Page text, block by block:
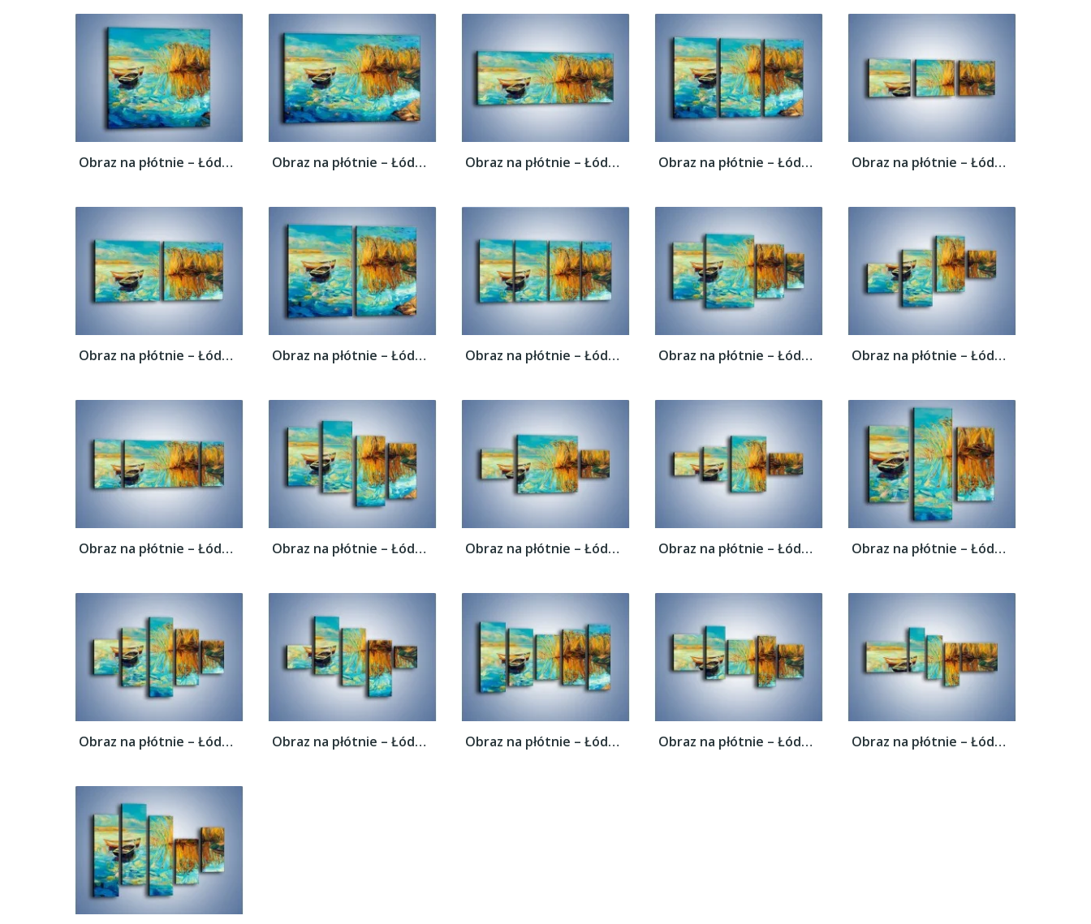
Obraz na płótnie – Łódeczki blisko siebie... Obraz na płótnie – Łódeczki blisko siebie... Obraz na płótnie – Łódeczki blisko siebie... Obraz na płótnie – Łódeczki blisko siebie... Obraz na płótnie – Łódeczki blisko siebie...
Obraz na płótnie – Łódeczki blisko siebie... Obraz na płótnie – Łódeczki blisko siebie... Obraz na płótnie – Łódeczki blisko siebie... Obraz na płótnie – Łódeczki blisko siebie... Obraz na płótnie – Łódeczki blisko siebie...
Obraz na płótnie – Łódeczki blisko siebie... Obraz na płótnie – Łódeczki blisko siebie... Obraz na płótnie – Łódeczki blisko siebie... Obraz na płótnie – Łódeczki blisko siebie... Obraz na płótnie – Łódeczki blisko siebie...
Obraz na płótnie – Łódeczki blisko siebie... Obraz na płótnie – Łódeczki blisko siebie... Obraz na płótnie – Łódeczki blisko siebie... Obraz na płótnie – Łódeczki blisko siebie... Obraz na płótnie – Łódeczki blisko siebie...